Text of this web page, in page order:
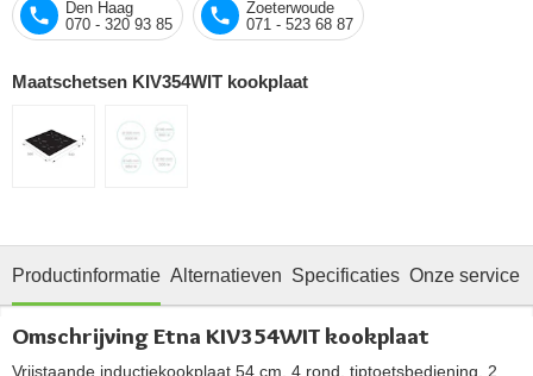
Den Haag
070 - 320 93 85
Zoeterwoude
071 - 523 68 87
Maatschetsen KIV354WIT kookplaat
Productinformatie Alternatieven Specificaties Onze service
Omschrijving Etna KIV354WIT kookplaat
Vrijstaande inductiekookplaat 54 cm, 4 rond, tiptoetsbediening, 2